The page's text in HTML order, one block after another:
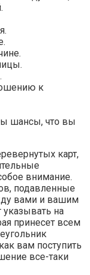
к
шансы, что вы
карт,
внимание.
подавленные
вами и вашим
на
принесет всем
вам поступить
все-таки